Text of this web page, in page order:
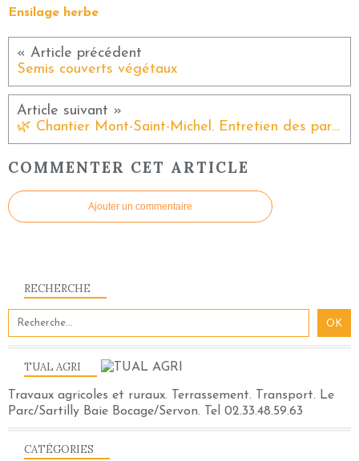
Ensilage herbe
Semis couverts végétaux
🌿 Chantier Mont-Saint-Michel. Entretien des parkings 🌿
COMMENTER CET ARTICLE
Ajouter un commentaire
RECHERCHE
TUAL AGRI
Travaux agricoles et ruraux. Terrassement. Transport. Le
Parc/Sartilly Baie Bocage/Servon. Tel 02.33.48.59.63
CATÉGORIES